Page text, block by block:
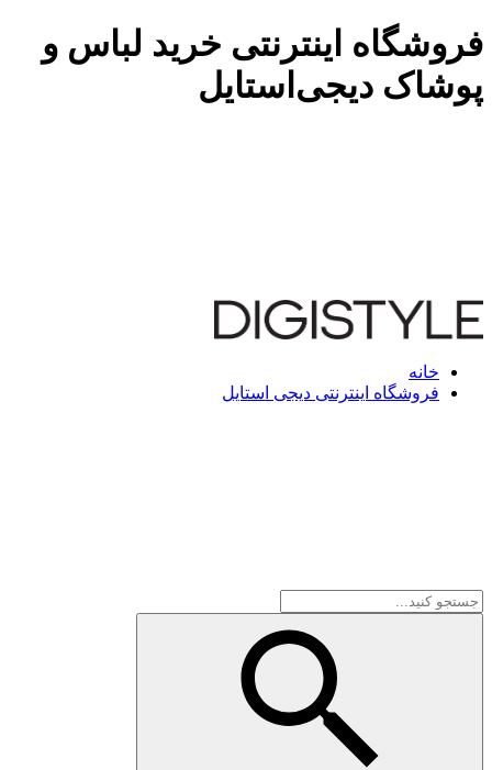
فروشگاه اینترنتی خرید لباس و
پوشاک دیجی‌استایل
خانه
فروشگاه اینترنتی دیجی استایل